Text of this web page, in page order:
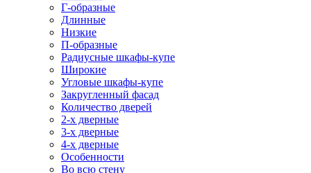
Г-образные
Длинные
Низкие
П-образные
Радиусные шкафы-купе
Широкие
Угловые шкафы-купе
Закругленный фасад
Количество дверей
2-х дверные
3-х дверные
4-х дверные
Особенности
Во всю стену